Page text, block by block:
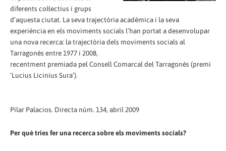
diferents col·lectius i grups
d’aquesta ciutat. La seva trajectòria acadèmica i la seva
experiència en els moviments socials l’han portat a desenvolupar
una nova recerca: la trajectòria dels moviments socials al
Tarragonès entre 1977 i 2008,
recentment premiada pel Consell Comarcal del Tarragonès (premi
‘Lucius Licinius Sura’).
Pilar Palacios. Directa núm. 134, abril 2009
Per què tries fer una recerca sobre els moviments socials?